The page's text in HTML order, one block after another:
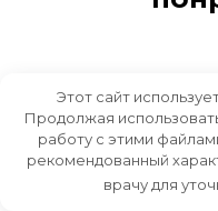
Этот сайт
Продолжая
работу с этими
рекомендованный
врачу для